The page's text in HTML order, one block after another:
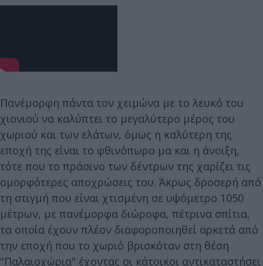
Πανέμορφη πάντα τον χειμώνα με το λευκό του
χιονιού να καλύπτει το μεγαλύτερο μέρος του
χωριού και των ελάτων, όμως η καλύτερη της
εποχή της είναι το φθινόπωρο μα και η άνοιξη,
τότε που το πράσινο των δέντρων της χαρίζει τις
ομορφότερες αποχρώσεις του. Άκρως δροσερή από
τη στιγμή που είναι χτισμένη σε υψόμετρο 1050
μέτρων, με πανέμορφα διώροφα, πέτρινα σπίτια,
τα οποία έχουν πλέον διαφοροποιηθεί αρκετά από
την εποχή που το χωριό βρισκόταν στη θέση
"Παλαιοχώρια" έχοντας οι κάτοικοι αντικαταστήσει